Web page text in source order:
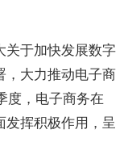
关于加快发展数字
，大力推动电子商
度，电子商务在
发挥积极作用，呈